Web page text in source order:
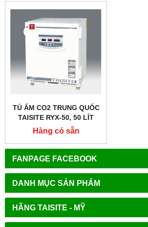
FANPAGE FACEBOOK
DANH MỤC SẢN PHẨM
HÃNG TAISITE - MỸ
TỦ ẤM CO2 TRUNG QUỐC
TAISITE RYX-50, 50 LÍT
Hàng có sẵn